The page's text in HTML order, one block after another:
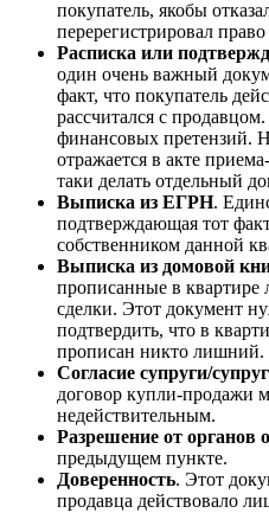
покупатель, якобы
перерегистрировал
Расписка или
один очень важный
факт, что покупатель
рассчитался с
финансовых претензий.
отражается в акте
таки делать отдельный
Выписка из ЕГРН.
подтверждающая тот
собственником данной
Выписка из домовой
прописанные в квартире
сделки. Этот документ
подтвердить, что в
прописан никто лишний.
Согласие супруги/
договор купли-продажи
недействительным.
Разрешение от органов
предыдущем пункте.
Доверенность. Этот
продавца действовало